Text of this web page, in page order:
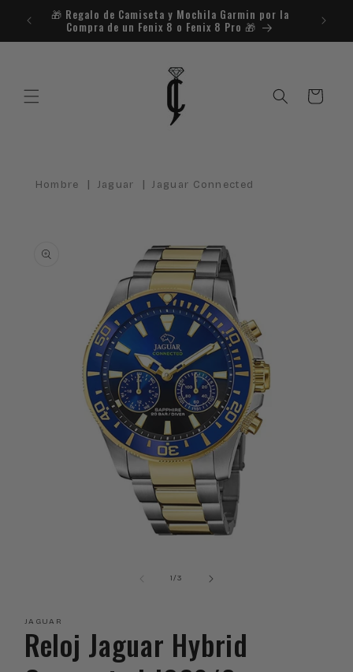
directamente
al contenido
🎁​ Regalo de Camiseta y Mochila Garmin por la
Compra de un Fenix 8 o Fenix 8 Pro 🎁​
Carrito
Hombre | Jaguar | Jaguar Connected
información
ventana
modal
1/de
3
JAGUAR
Reloj Jaguar Hybrid